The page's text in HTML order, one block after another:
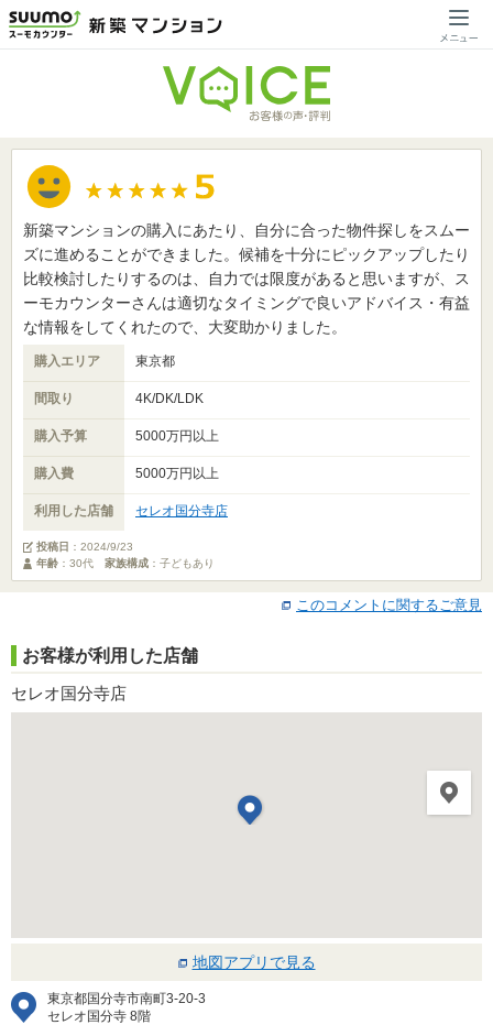
新築マンションの購入にあたり、自分に合った物件探しをスムー
ズに進めることができました。候補を十分にピックアップしたり
比較検討したりするのは、自力では限度があると思いますが、ス
ーモカウンターさんは適切なタイミングで良いアドバイス・有益
な情報をしてくれたので、大変助かりました。
購入エリア 東京都
間取り 4K/DK/LDK
購入予算 5000万円以上
購入費 5000万円以上
利用した店舗 セレオ国分寺店
投稿日 ： 2024/9/23
年齢 ：30代 家族構成 ：子どもあり
このコメントに関するご意見
お客様が利用した店舗
セレオ国分寺店
地図アプリで見る
東京都国分寺市南町3-20-3
セレオ国分寺 8階